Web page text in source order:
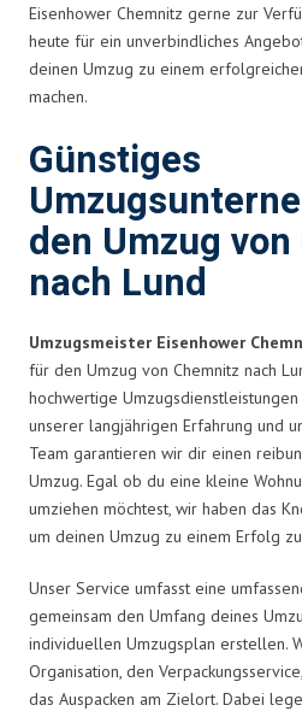
Eisenhower Chemnitz gerne zur
heute für ein unverbindliches
deinen Umzug zu einem
machen.
Günstiges
den Umzug
nach Lund
Umzugsmeister Eisenhower
für den Umzug von Chemnitz nach
hochwertige
unserer langjährigen Erfahrung und
Team garantieren wir dir einen
Umzug. Egal ob du eine kleine
umziehen möchtest, wir haben das
um deinen Umzug zu einem Erfolg
Unser Service umfasst eine
gemeinsam den Umfang deines
individuellen Umzugsplan erstellen.
Organisation, den
das Auspacken am Zielort. Dabei